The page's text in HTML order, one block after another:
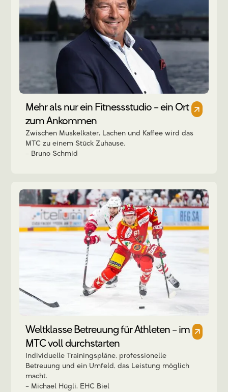
Mehr als nur ein Fitnessstudio – ein Ort
zum Ankommen
Zwischen Muskelkater, Lachen und Kaffee wird das
MTC zu einem Stück Zuhause.
Bruno Schmid
Weltklasse Betreuung für Athleten – im
MTC voll durchstarten
Individuelle Trainingspläne, professionelle
Betreuung und ein Umfeld, das Leistung möglich
macht.
Michael Hügli, EHC Biel